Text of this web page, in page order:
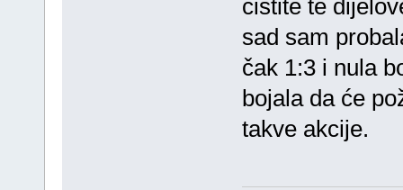
čistite te
sad sam
čak 1:3 i nula
bojala da će
takve akcije.